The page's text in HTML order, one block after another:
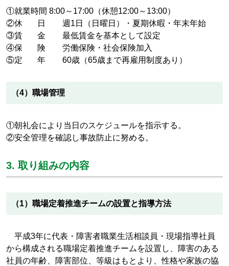
①就業時間 8:00～17:00（休憩12:00～13:00）
②休日
週1日（日曜日）・夏期休暇・年末年始
③賃金
最低賃金を基本として設定
④保険
労働保険・社会保険加入
⑤定年 60歳（65歳まで再雇用制度あり）
（4）職場管理
①朝礼会により当日のスケジュールを指示する。
②安全管理を確認し事故防止に努める。
3. 取り組みの内容
（1）職場定着推進チームの設置と指導方法
平成3年に代表・障害者職業生活相談員・現場指導社員
から構成される職場定着推進チームを設置し、障害のある
社員の年齢、障害部位、等級はもとより、性格や家族の協